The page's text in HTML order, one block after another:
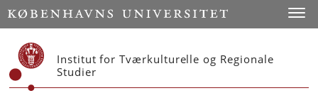
Start
Institut for Tværkulturelle og Regionale
Studier